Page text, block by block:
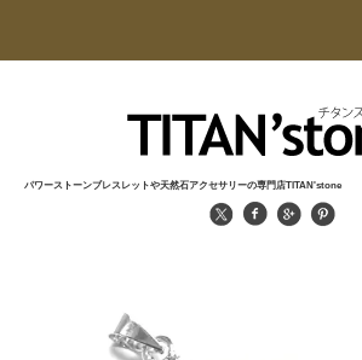
パワーストーンブレスレットや天然石アクセサリーの専門店TITAN'stone